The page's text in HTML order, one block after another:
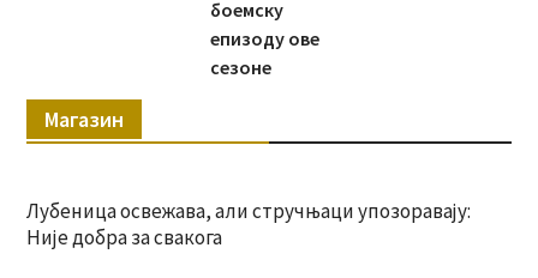
боемску
епизоду ове
сезоне
Магазин
Лубеница освежава, али стручњаци упозоравају:
Није добра за свакога